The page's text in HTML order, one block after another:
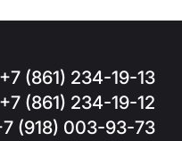
+7 (861) 234-19-13
+7 (861) 234-19-12
+7 (918) 003-93-73